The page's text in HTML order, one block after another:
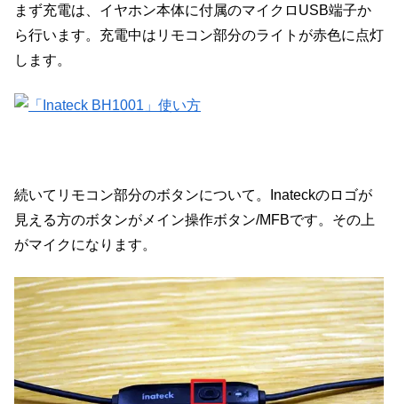
まず充電は、イヤホン本体に付属のマイクロUSB端子か
ら行います。充電中はリモコン部分のライトが赤色に点灯
します。
続いてリモコン部分のボタンについて。Inateckのロゴが
見える方のボタンがメイン操作ボタン/MFBです。その上
がマイクになります。